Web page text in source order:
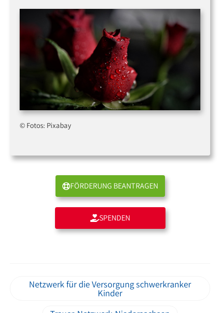
© Fotos: Pixabay
FÖRDERUNG BEANTRAGEN
SPENDEN
Netzwerk für die Versorgung schwerkranker
Kinder